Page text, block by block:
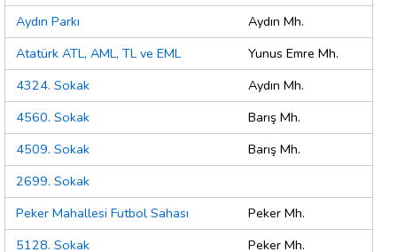
Aydın Parkı
Aydın Mh.
Atatürk ATL, AML, TL ve EML
Yunus Emre Mh.
4324. Sokak
Aydın Mh.
4560. Sokak
Barış Mh.
4509. Sokak
Barış Mh.
2699. Sokak
Peker Mahallesi Futbol Sahası
Peker Mh.
5128. Sokak
Peker Mh.